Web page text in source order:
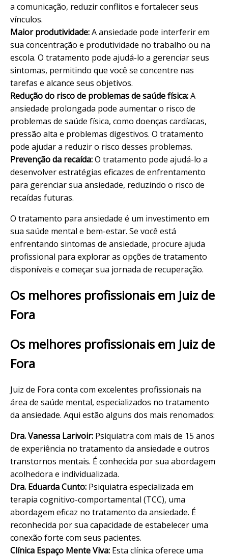
a comunicação, reduzir conflitos e fortalecer seus
vínculos.
Maior produtividade:A ansiedade pode interferir em
sua concentração e produtividade no trabalho ou na
escola. O tratamento pode ajudá-lo a gerenciar seus
sintomas, permitindo que você se concentre nas
tarefas e alcance seus objetivos.
Redução do risco de problemas de saúde física:A
ansiedade prolongada pode aumentar o risco de
problemas de saúde física, como doenças cardíacas,
pressão alta e problemas digestivos. O tratamento
pode ajudar a reduzir o risco desses problemas.
Prevenção da recaída:O tratamento pode ajudá-lo a
desenvolver estratégias eficazes de enfrentamento
para gerenciar sua ansiedade, reduzindo o risco de
recaídas futuras.
O tratamento para ansiedade é um investimento em
sua saúde mental e bem-estar. Se você está
enfrentando sintomas de ansiedade, procure ajuda
profissional para explorar as opções de tratamento
disponíveis e começar sua jornada de recuperação.
Os melhores profissionais em Juiz de
Fora
Os melhores profissionais em Juiz de
Fora
Juiz de Fora conta com excelentes profissionais na
área de saúde mental, especializados no tratamento
da ansiedade. Aqui estão alguns dos mais renomados:
Dra. Vanessa Larivoir: Psiquiatra com mais de 15 anos
de experiência no tratamento da ansiedade e outros
transtornos mentais. É conhecida por sua abordagem
acolhedora e individualizada.
Dra. Eduarda Cunto: Psiquiatra especializada em
terapia cognitivo-comportamental (TCC), uma
abordagem eficaz no tratamento da ansiedade. É
reconhecida por sua capacidade de estabelecer uma
conexão forte com seus pacientes.
Clínica Espaço Mente Viva: Esta clínica oferece uma